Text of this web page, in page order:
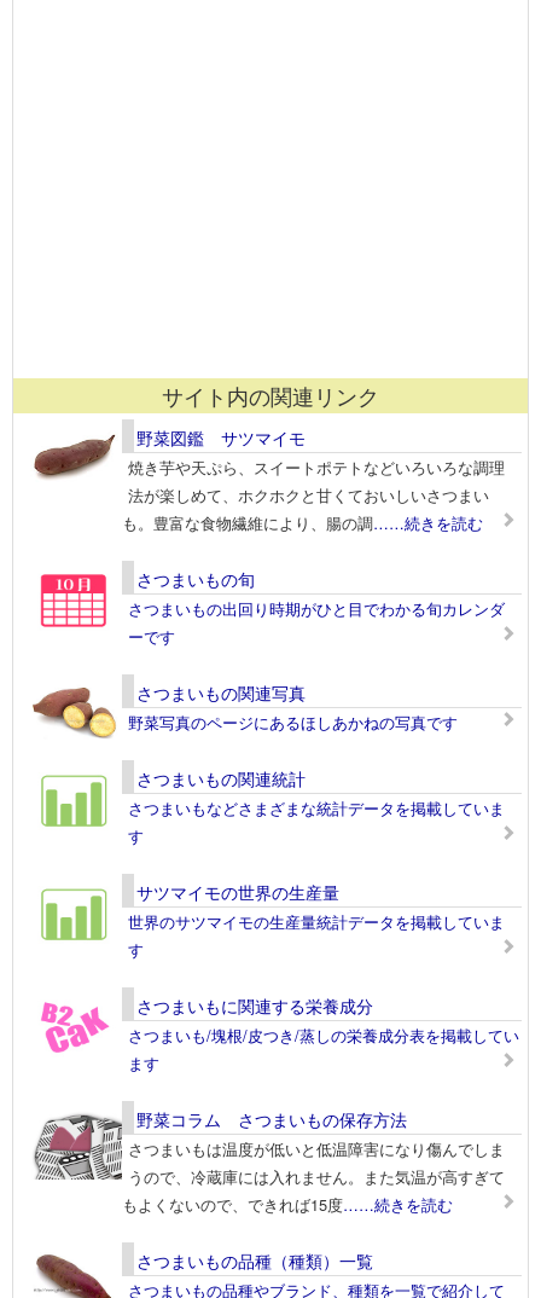
サイト内の関連リンク
野菜図鑑 サツマイモ
焼き芋や天ぷら、スイートポテトなどいろいろな調理
法が楽しめて、ホクホクと甘くておいしいさつまい
も。豊富な食物繊維により、腸の調……続きを読む
さつまいもの旬
さつまいもの出回り時期がひと目でわかる旬カレンダ
ーです
さつまいもの関連写真
野菜写真のページにあるほしあかねの写真です
さつまいもの関連統計
さつまいもなどさまざまな統計データを掲載していま
す
サツマイモの世界の生産量
世界のサツマイモの生産量統計データを掲載していま
す
さつまいもに関連する栄養成分
さつまいも/塊根/皮つき/蒸しの栄養成分表を掲載してい
ます
野菜コラム さつまいもの保存方法
さつまいもは温度が低いと低温障害になり傷んでしま
うので、冷蔵庫には入れません。また気温が高すぎて
もよくないので、できれば15度……続きを読む
さつまいもの品種（種類）一覧
さつまいもの品種やブランド、種類を一覧で紹介して